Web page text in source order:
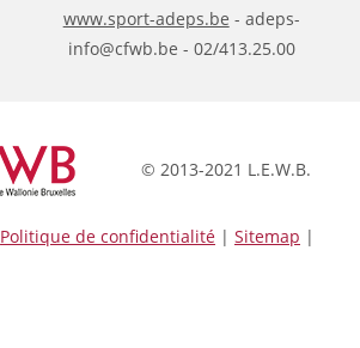
www.sport-adeps.be - adeps-
info@cfwb.be - 02/413.25.00
© 2013-2021 L.E.W.B.
Politique de confidentialité | Sitemap |